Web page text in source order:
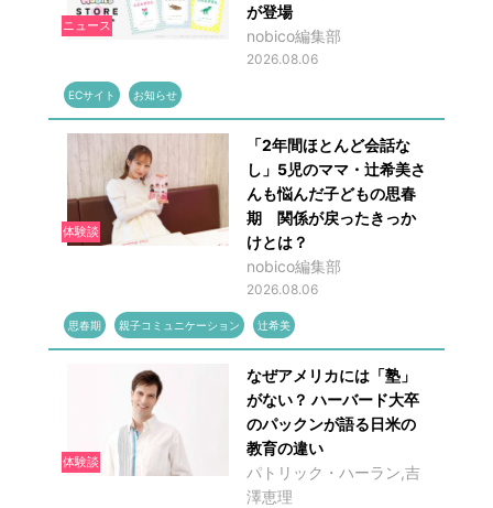
ニュース
が登場
nobico編集部
2026.08.06
ECサイト お知らせ
体験談
「2年間ほとんど会話な
し」5児のママ・辻希美さ
んも悩んだ子どもの思春
期 関係が戻ったきっか
けとは？
nobico編集部
2026.08.06
思春期 親子コミュニケーション 辻希美
体験談
なぜアメリカには「塾」
がない？ ハーバード大卒
のパックンが語る日米の
教育の違い
パトリック・ハーラン,吉
澤恵理